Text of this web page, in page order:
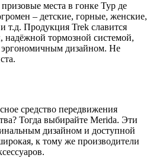
места в гонке Тур де
– детские, горные, женские,
т.д. Продукция Trek славится
тормозной системой,
эргономичным дизайном. Не
средство передвижения
Тогда выбирайте Merida. Эти
дизайном и доступной
к тому же производители